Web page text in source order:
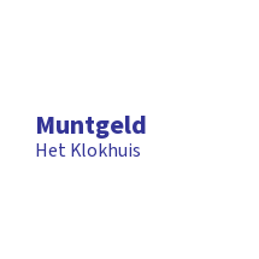
Muntgeld
Het Klokhuis